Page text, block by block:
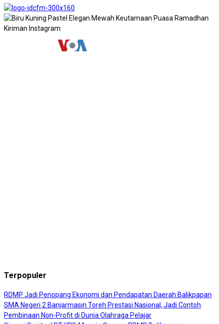
Terpopuler
RDMP Jadi Penopang Ekonomi dan Pendapatan Daerah Balikpapan
SMA Negeri 2 Banjarmasin Toreh Prestasi Nasional, Jadi Contoh
Pembinaan Non-Profit di Dunia Olahraga Pelajar